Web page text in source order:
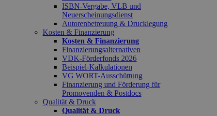
ISBN-Vergabe, VLB und
Neuerscheinungsdienst
Autorenbetreuung & Drucklegung
Kosten & Finanzierung
Kosten & Finanzierung
Finanzierungsalternativen
VDK-Förderfonds 2026
Beispiel-Kalkulationen
VG WORT-Ausschüttung
Finanzierung und Förderung für
Promovenden & Postdocs
Qualität & Druck
Qualität & Druck